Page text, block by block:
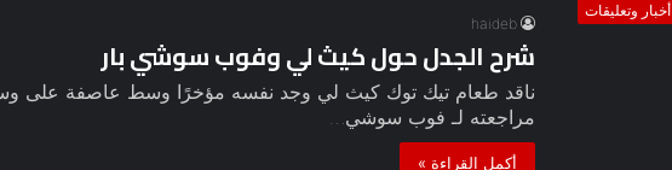
أخبار وتعليقات
haideb
شرح الجدل حول كيث لي وفوب سوشي بار
ناقد طعام تيك توك كيث لي وجد نفسه مؤخرًا وسط عاصفة على
مراجعته لـ فوب سوشي…
أكمل القراءة »